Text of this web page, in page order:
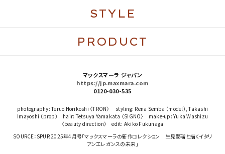
STYLE
PRODUCT
マックスマーラ ジャパン
https://jp.maxmara.com
0120-030-535
photography: Teruo Horikoshi 〈TRON〉 styling: Rena Semba （model）, Takashi
Imayoshi （prop） hair: Tetsuya Yamakata 〈SIGNO〉 make-up: Yuka Washizu
〈beauty direction〉 edit: Akiko Fukunaga
SOURCE：SPUR 2025年4月号「マックスマーラの新作コレクション 生見愛瑠と描くイタリ
アンエレガンスの未来」